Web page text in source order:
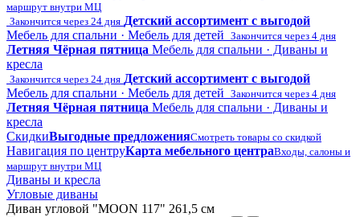
маршрут внутри МЦ
Закончится через 24 дня Детский ассортимент с выгодой
Мебель для спальни · Мебель для детей Закончится через 4 дня
Летняя Чёрная пятница Мебель для спальни · Диваны и
кресла
Закончится через 24 дня Детский ассортимент с выгодой
Мебель для спальни · Мебель для детей Закончится через 4 дня
Летняя Чёрная пятница Мебель для спальни · Диваны и
кресла
СкидкиВыгодные предложенияСмотреть товары со скидкой
Навигация по центруКарта мебельного центраВходы, салоны и
маршрут внутри МЦ
Диваны и кресла
Угловые диваны
Диван угловой "MOON 117" 261,5 см